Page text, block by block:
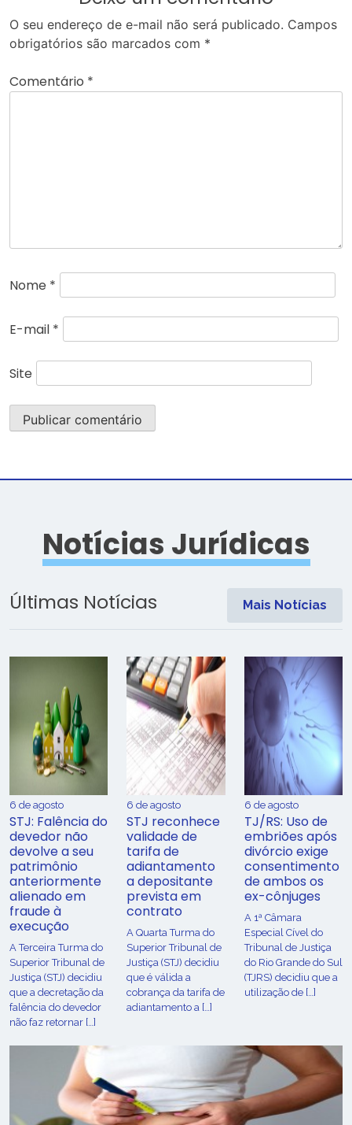
O seu endereço de e-mail não será publicado. Campos
obrigatórios são marcados com *
Comentário *
Nome *
E-mail *
Site
Notícias Jurídicas
Últimas Notícias Mais Notícias
6 de agosto
STJ: Falência do
devedor não
devolve a seu
patrimônio
anteriormente
alienado em
fraude à
execução
A Terceira Turma do
Superior Tribunal de
Justiça (STJ) decidiu
que a decretação da
falência do devedor
não faz retornar […]
6 de agosto
STJ reconhece
validade de
tarifa de
adiantamento
a depositante
prevista em
contrato
A Quarta Turma do
Superior Tribunal de
Justiça (STJ) decidiu
que é válida a
cobrança da tarifa de
adiantamento a […]
6 de agosto
TJ/RS: Uso de
embriões após
divórcio exige
consentimento
de ambos os
ex-cônjuges
A 1ª Câmara
Especial Cível do
Tribunal de Justiça
do Rio Grande do Sul
(TJRS) decidiu que a
utilização de […]